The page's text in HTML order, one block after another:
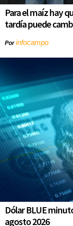
Para el maíz hay
tardía puede
Porinfocampo
Dólar BLUE
agosto 2026